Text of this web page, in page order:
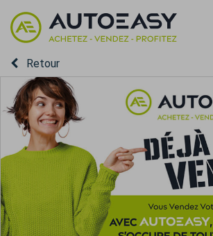
Retour